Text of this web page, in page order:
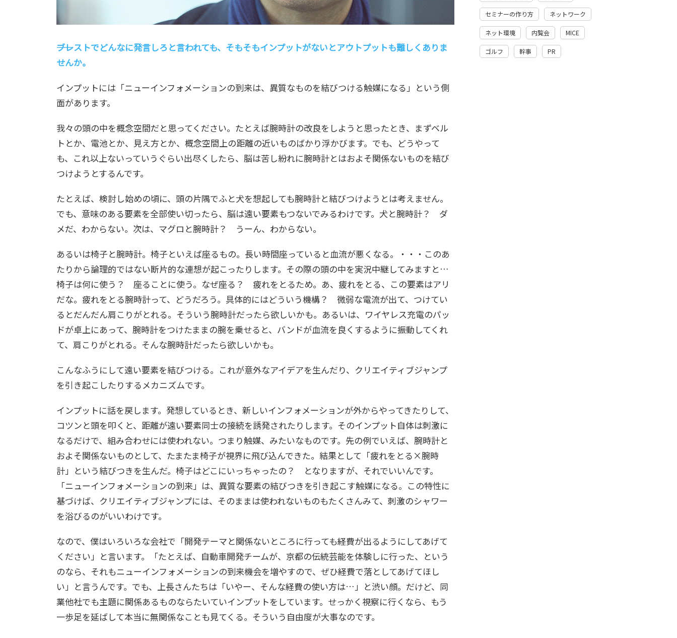
――ブレストでどんなに発言しろと言われても、そもそもインプットがないとアウトプットも難しくありま
せんか。
インプットには「ニューインフォメーションの到来は、異質なものを結びつける触媒になる」という側
面があります。
我々の頭の中を概念空間だと思ってください。たとえば腕時計の改良をしようと思ったとき、まずベル
トとか、電池とか、見え方とか、概念空間上の距離の近いものばかり浮かびます。でも、どうやって
も、これ以上ないっていうぐらい出尽くしたら、脳は苦し紛れに腕時計とはおよそ関係ないものを結び
つけようとするんです。
たとえば、検討し始めの頃に、頭の片隅でふと犬を想起しても腕時計と結びつけようとは考えません。
でも、意味のある要素を全部使い切ったら、脳は遠い要素もつないでみるわけです。犬と腕時計？ ダ
メだ、わからない。次は、マグロと腕時計？ うーん、わからない。
あるいは椅子と腕時計。椅子といえば座るもの。長い時間座っていると血流が悪くなる。・・・このあ
たりから論理的ではない断片的な連想が起こったりします。その際の頭の中を実況中継してみますと…
椅子は何に使う？ 座ることに使う。なぜ座る？ 疲れをとるため。あ、疲れをとる、この要素はアリ
だな。疲れをとる腕時計って、どうだろう。具体的にはどういう機構？ 微弱な電流が出て、つけてい
るとだんだん肩こりがとれる。そういう腕時計だったら欲しいかも。あるいは、ワイヤレス充電のパッ
ドが卓上にあって、腕時計をつけたままの腕を乗せると、バンドが血流を良くするように振動してくれ
て、肩こりがとれる。そんな腕時計だったら欲しいかも。
こんなふうにして遠い要素を結びつける。これが意外なアイデアを生んだり、クリエイティブジャンプ
を引き起こしたりするメカニズムです。
インプットに話を戻します。発想しているとき、新しいインフォメーションが外からやってきたりして、
コツンと頭を叩くと、距離が遠い要素同士の接続を誘発されたりします。そのインプット自体は刺激に
なるだけで、組み合わせには使われない。つまり触媒、みたいなものです。先の例でいえば、腕時計と
およそ関係ないものとして、たまたま椅子が視界に飛び込んできた。結果として「疲れをとる×腕時
計」という結びつきを生んだ。椅子はどこにいっちゃったの？ となりますが、それでいいんです。
「ニューインフォメーションの到来」は、異質な要素の結びつきを引き起こす触媒になる。この特性に
基づけば、クリエイティブジャンプには、そのままは使われないものもたくさんみて、刺激のシャワー
を浴びるのがいいわけです。
なので、僕はいろいろな会社で「開発テーマと関係ないところに行っても経費が出るようにしてあげて
ください」と言います。「たとえば、自動車開発チームが、京都の伝統芸能を体験しに行った、という
のなら、それもニューインフォメーションの到来機会を増やすので、ぜひ経費で落としてあげてほし
い」と言うんです。でも、上長さんたちは「いやー、そんな経費の使い方は…」と渋い顔。だけど、同
業他社でも主題に関係あるものならたいていインプットをしています。せっかく視察に行くなら、もう
一歩足を延ばして本当に無関係なことも見てくる。そういう自由度が大事なのです。
セミナーの作り方 ネットワーク
ネット環境 内覧会 MICE
ゴルフ 幹事 PR